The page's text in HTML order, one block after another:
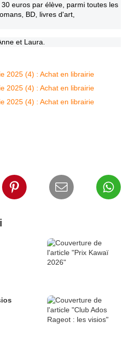
euros par élève, parmi toutes les
BD, livres d'art,
et Laura.